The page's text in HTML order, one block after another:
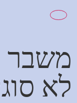
משבר
לא